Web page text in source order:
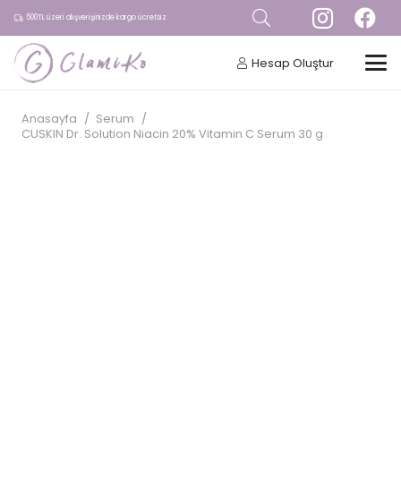
500TL üzeri alışverişinizde kargo ücretsiz
Hesap Oluştur
Anasayfa / Serum /
CUSKIN Dr. Solution Niacin 20% Vitamin C Serum 30 g